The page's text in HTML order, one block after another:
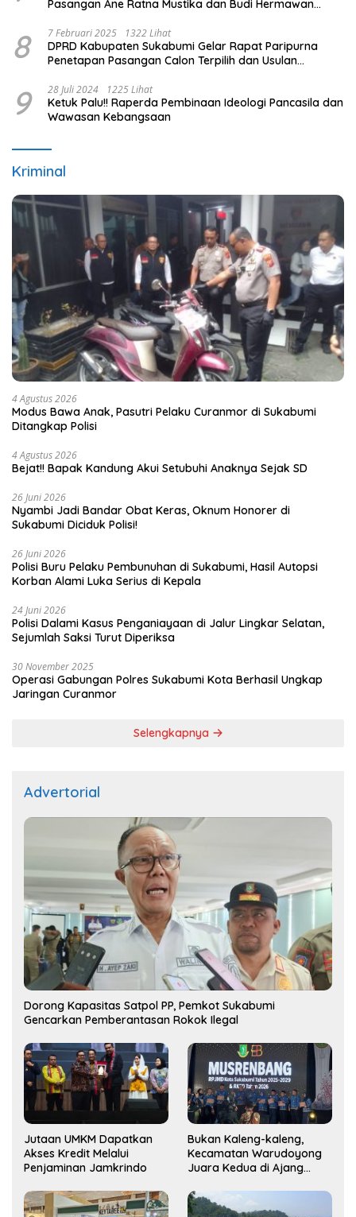
Pasangan Ane Ratna Mustika dan Budi Hermawan
8 7 Februari 2025 1322 Lihat
DPRD Kabupaten Sukabumi Gelar Rapat Paripurna
Penetapan Pasangan Calon Terpilih dan Usulan
9 28 Juli 2024 1225 Lihat
Ketuk Palu!! Raperda Pembinaan Ideologi Pancasila dan
Wawasan Kebangsaan
Kriminal
4 Agustus 2026
Modus Bawa Anak, Pasutri Pelaku Curanmor di Sukabumi
Ditangkap Polisi
4 Agustus 2026
Bejat!! Bapak Kandung Akui Setubuhi Anaknya Sejak SD
26 Juni 2026
Nyambi Jadi Bandar Obat Keras, Oknum Honorer di
Sukabumi Diciduk Polisi!
26 Juni 2026
Polisi Buru Pelaku Pembunuhan di Sukabumi, Hasil Autopsi
Korban Alami Luka Serius di Kepala
24 Juni 2026
Polisi Dalami Kasus Penganiayaan di Jalur Lingkar Selatan,
Sejumlah Saksi Turut Diperiksa
30 November 2025
Operasi Gabungan Polres Sukabumi Kota Berhasil Ungkap
Jaringan Curanmor
Selengkapnya
Advertorial
Dorong Kapasitas Satpol PP, Pemkot Sukabumi
Gencarkan Pemberantasan Rokok Ilegal
Jutaan UMKM Dapatkan
Akses Kredit Melalui
Penjaminan Jamkrindo
Bukan Kaleng-kaleng,
Kecamatan Warudoyong
Juara Kedua di Ajang
2025